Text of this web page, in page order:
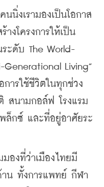
งเรามองเป็นโอกาส
างโครงการให้เป็น
ะดับ The World-
Living”
ารใช้ชีวิตในทุกช่วง
สนามกอล์ฟ โรงแรม
ล็กซ์ และที่อยู่อาศัยระ
งที่ว่าเมืองไทยมี
าน ทั้งการแพทย์ กีฬา